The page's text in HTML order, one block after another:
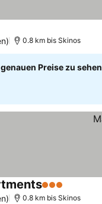
sehen
0.8 km bis Skinos
Preise zu sehen
3 Sterne
0.8 km bis Skinos